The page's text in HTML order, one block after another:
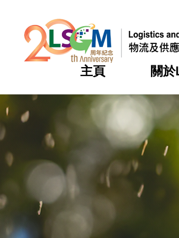
主頁 關於
熱門
LSCM 動向
熱門
LSCM 動向
熱門
LSCM 動向
熱門
LSCM 動向
熱門
LSCM 動向